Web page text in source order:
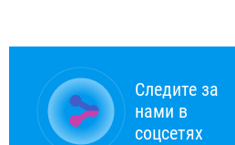
Следите за
нами в
соцсетях